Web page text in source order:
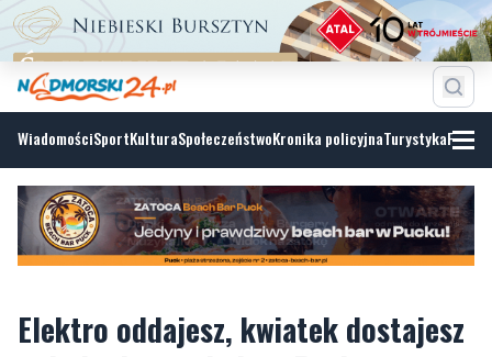
WiadomościSportKulturaSpołeczeństwoKronika policyjnaTurystyka
Elektro oddajesz, kwiatek dostajesz
niedziela, 1 października 2023, 09:00